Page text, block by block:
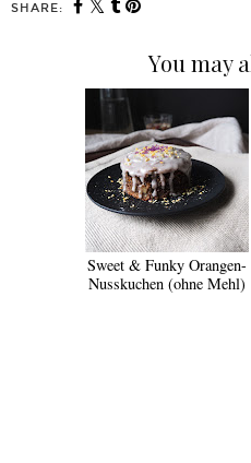
SHARE:
You may
Sweet & Funky Orangen-
Nusskuchen (ohne Mehl)